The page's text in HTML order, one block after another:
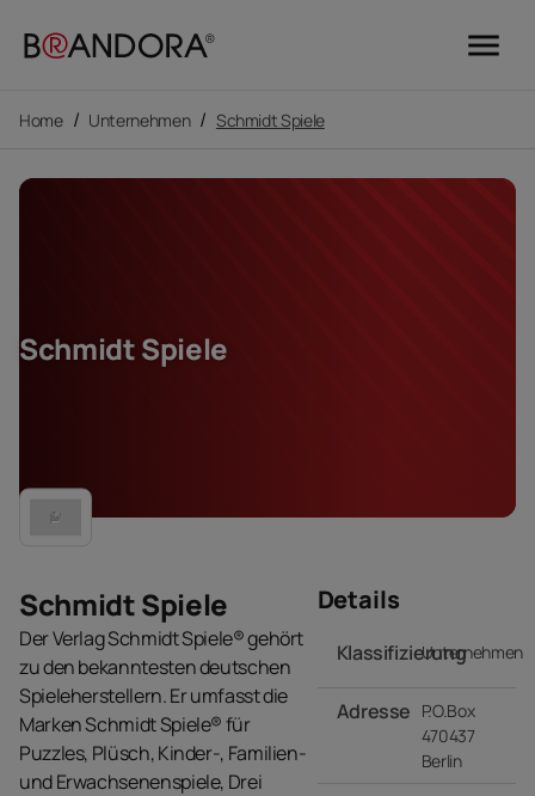
menu
Home / Unternehmen / Schmidt Spiele
Schmidt Spiele
Schmidt Spiele
Der Verlag Schmidt Spiele® gehört
zu den bekanntesten deutschen
Spieleherstellern. Er umfasst die
Marken Schmidt Spiele® für
Puzzles, Plüsch, Kinder-, Familien-
und Erwachsenenspiele, Drei
Details
KlassifizierungUnternehmen
Adresse P.O.Box
470437
Berlin